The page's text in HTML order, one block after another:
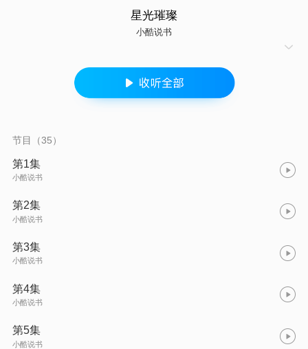
星光璀璨
小酷说书
节目（35）
第1集
小酷说书
第2集
小酷说书
第3集
小酷说书
第4集
小酷说书
第5集
小酷说书